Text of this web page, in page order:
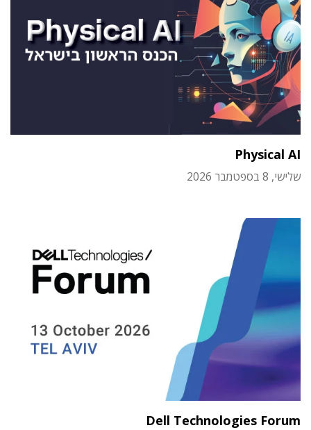
Physical AI
שלישי, 8 בספטמבר 2026
Dell Technologies Forum